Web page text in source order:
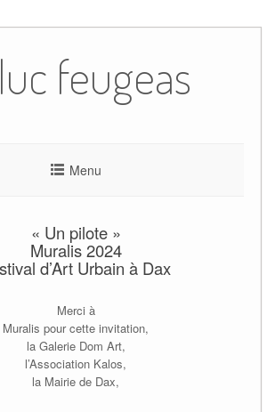
feugeas
Menu
« Un pilote »
Muralis 2024
d’Art Urbain à Dax
Merci à
Muralis pour cette invitation,
la Galerie Dom Art,
l’Association Kalos,
la Mairie de Dax,